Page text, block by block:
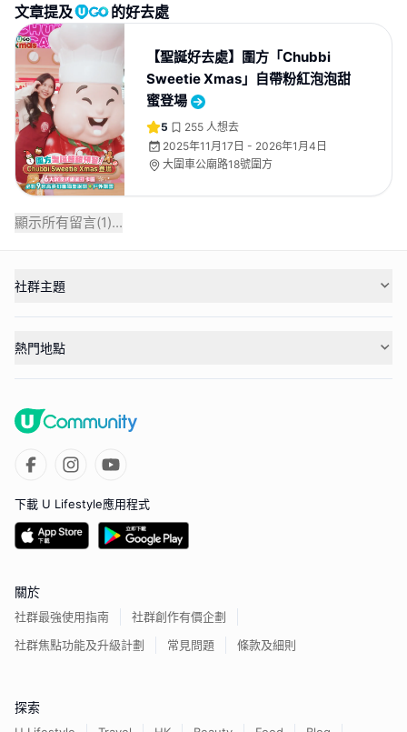
文章提及 的好去處
【聖誕好去處】圍方「Chubbi
Sweetie Xmas」自帶粉紅泡泡甜
蜜登場
5 255 人想去
2025年11月17日 - 2026年1月4日
大圍車公廟路18號圍方
顯示所有留言(1)...
社群主題
熱門地點
下載 U Lifestyle應用程式
關於
社群最強使用指南
社群創作有價企劃
社群焦點功能及升級計劃
常見問題 條款及細則
探索